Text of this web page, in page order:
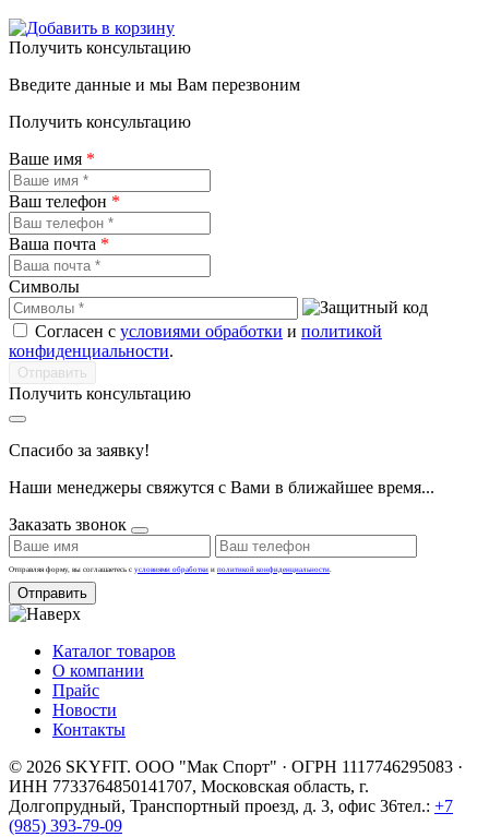
Получить консультацию
Введите данные и мы Вам перезвоним
Получить консультацию
Ваше имя *
Ваш телефон *
Ваша почта *
Символы
Согласен с условиями обработки и политикой
конфиденциальности.
Получить консультацию
Спасибо за заявку!
Наши менеджеры свяжутся с Вами в ближайшее время...
Заказать звонок
Отправляя форму, вы соглашаетесь с условиями обработки и политикой конфиденциальности.
Отправить
Каталог товаров
О компании
Прайс
Новости
Контакты
© 2026 SKYFIT. ООО "Мак Спорт" · ОГРН 1117746295083 ·
ИНН 7733764850141707, Московская область, г.
Долгопрудный, Транспортный проезд, д. 3, офис 36тел.: +7
(985) 393-79-09